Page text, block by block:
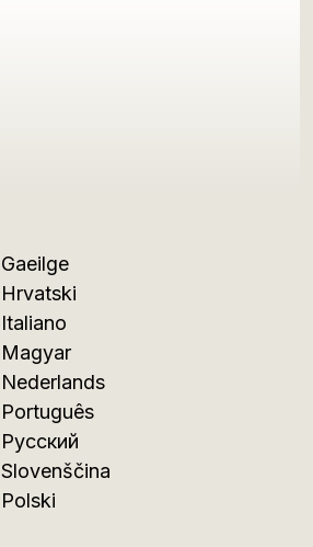
Gaeilge
Hrvatski
Italiano
Magyar
Nederlands
Português
Русский
Slovenščina
Polski